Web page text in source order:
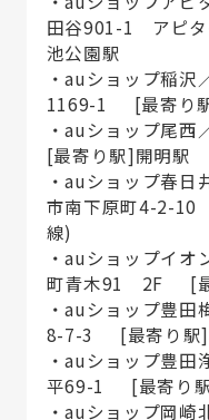
田谷901-1 アピ
池公園駅
・auショップ稲沢
1169-1 [最寄り
・auショップ尾
[最寄り駅]開明駅
・auショップ春日
市南下原町4-2-
線)
・auショップイオ
町青木91 2F [最
・auショップ豊田
8-7-3 [最寄り駅]
・auショップ豊田
平69-1 [最寄り
・auショップ岡崎